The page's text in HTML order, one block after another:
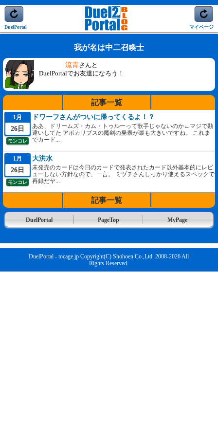
DuelPortal マイページ
我が名は中二召喚士
流青さんと
DuelPortalでお友達になろう！
記事一覧
1月
26日
モンコレ
ドワーフさんがついに帰ってくるよ！？
ああ、ドリームズ・カム・トゥルーって歌手じゃないのか←マジで勘
違いしてた アポカリプスの魔剣の発表が最も大きいですね。 これま
でカード...
1月
26日
モンコレ
大洪水
未発売のカードは今日のカードで発表されたカード以外基本的にレビ
ューしない方針なので、一言。 ミヅチさんしっかり使えるスペックで
再録だヤ...
記事一覧
DuelPortal PageTop MyPage
DuelPortal - tocage.jp Copyright(C) Shohoen Co.,Ltd. 2008-2026 All
Rights Reserved.